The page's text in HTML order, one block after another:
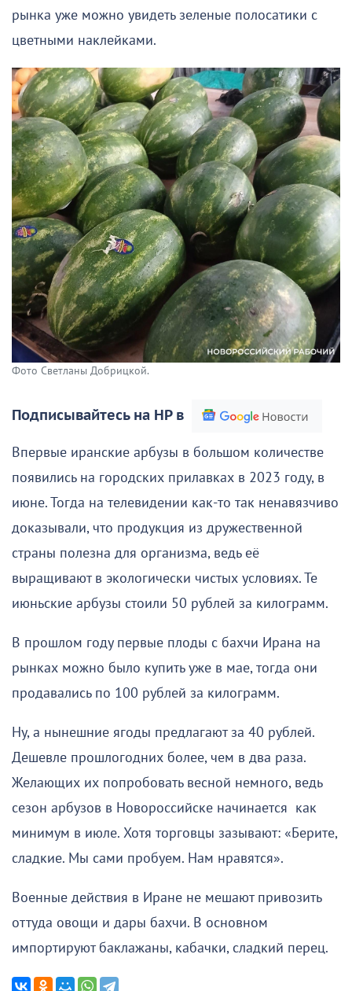
рынка уже можно увидеть зеленые полосатики с
цветными наклейками.
Фото Светланы Добрицкой.
Подписывайтесь на НР в
Впервые иранские арбузы в большом количестве
появились на городских прилавках в 2023 году, в
июне. Тогда на телевидении как-то так ненавязчиво
доказывали, что продукция из дружественной
страны полезна для организма, ведь её
выращивают в экологически чистых условиях. Те
июньские арбузы стоили 50 рублей за килограмм.
В прошлом году первые плоды с бахчи Ирана на
рынках можно было купить уже в мае, тогда они
продавались по 100 рублей за килограмм.
Ну, а нынешние ягоды предлагают за 40 рублей.
Дешевле прошлогодних более, чем в два раза.
Желающих их попробовать весной немного, ведь
сезон арбузов в Новороссийске начинается как
минимум в июле. Хотя торговцы зазывают: «Берите,
сладкие. Мы сами пробуем. Нам нравятся».
Военные действия в Иране не мешают привозить
оттуда овощи и дары бахчи. В основном
импортируют баклажаны, кабачки, сладкий перец.